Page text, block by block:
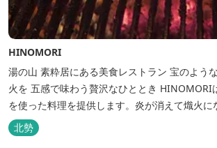
HINOMORI
湯の山 素粋居にある美食レストラン 宝のような食材と赤々と熾る
火を 五感で味わう贅沢なひととき HINOMORIは薪や炭などの直火
を使った料理を提供します。炎が消えて熾火に
りを海産物にまとわせたり、熟成させた上質な
とローストしたり。炎が生み出す味わいの繊細
北勢